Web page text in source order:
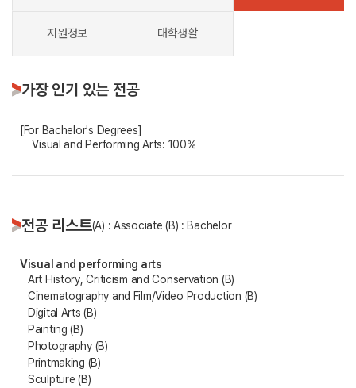
지원정보 대학생활
가장 인기 있는 전공
[For Bachelor's Degrees]
ㅡ Visual and Performing Arts: 100%
전공 리스트(A) : Associate (B) : Bachelor
Visual and performing arts
Art History, Criticism and Conservation (B)
Cinematography and Film/Video Production (B)
Digital Arts (B)
Painting (B)
Photography (B)
Printmaking (B)
Sculpture (B)